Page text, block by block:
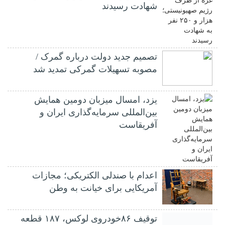
شهادت رسیدند
تصمیم جدید دولت درباره گمرک /
مصوبه تسهیلات گمرکی تمدید شد
یزد، امسال میزبان دومین همایش
بین‌المللی سرمایه‌گذاری ایران و
آفریقاست
اعدام با صندلی الکتریکی؛ مجازات
آمریکایی برای خیانت به وطن
توقیف ۸۶خودروی لوکس، ۱۸۷ قطعه